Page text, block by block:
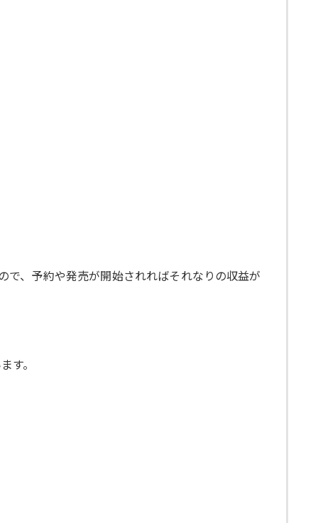
、予約や発売が開始されればそれなりの収益が
す。